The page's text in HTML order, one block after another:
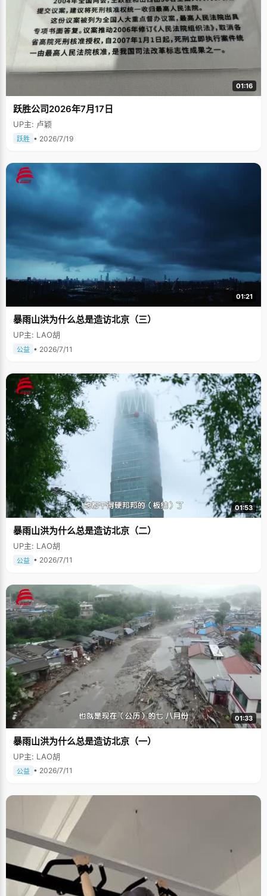
01:16
跃胜公司2026年7月17日
UP主: 卢颖
跃胜 • 2026/7/19
01:21
暴雨山洪为什么总是造访北京（三）
UP主: LAO胡
公益 • 2026/7/11
01:53
暴雨山洪为什么总是造访北京（二）
UP主: LAO胡
公益 • 2026/7/11
01:33
暴雨山洪为什么总是造访北京（一）
UP主: LAO胡
公益 • 2026/7/11